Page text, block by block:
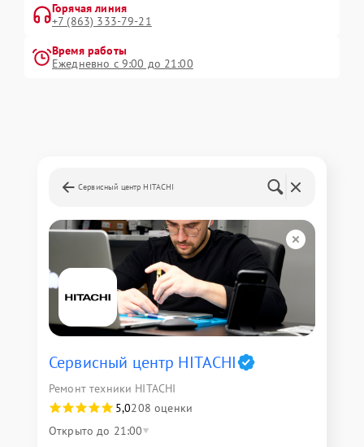
Горячая линия
+7 (863) 333-79-21
Время работы
Ежедневно с 9:00 до 21:00
Сервисный центр HITACHI
Сервисный центр HITACHI
Ремонт техники HITACHI
5,0208 оценки
Открыто до 21:00